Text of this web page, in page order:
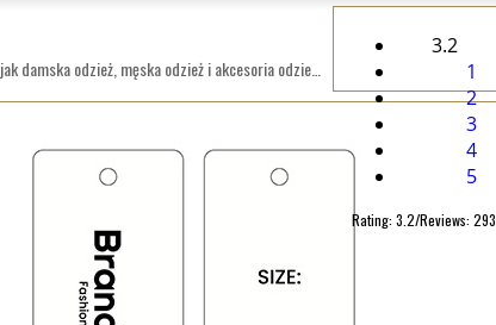
3.2
1
2
3
4
5
Rating: 3.2/Reviews: 293